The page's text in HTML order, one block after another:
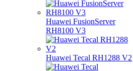
Huawei FusionServer
RH8100 V3
Huawei Tecal RH1288 V2